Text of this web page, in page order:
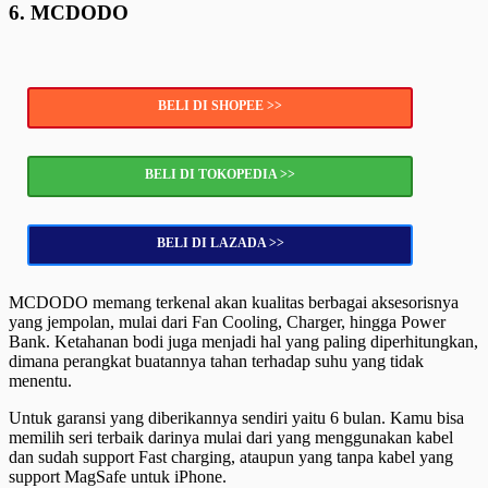
6. MCDODO
BELI DI SHOPEE >>
BELI DI TOKOPEDIA >>
BELI DI LAZADA >>
MCDODO memang terkenal akan kualitas berbagai aksesorisnya
yang jempolan, mulai dari Fan Cooling, Charger, hingga Power
Bank. Ketahanan bodi juga menjadi hal yang paling diperhitungkan,
dimana perangkat buatannya tahan terhadap suhu yang tidak
menentu.
Untuk garansi yang diberikannya sendiri yaitu 6 bulan. Kamu bisa
memilih seri terbaik darinya mulai dari yang menggunakan kabel
dan sudah support Fast charging, ataupun yang tanpa kabel yang
support MagSafe untuk iPhone.